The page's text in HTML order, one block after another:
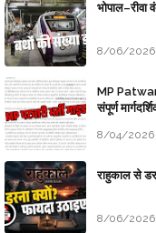
भोपाल–रीवा
8/06/2026
MP
संपूर्ण
8/04/2026
राहुकाल से
8/06/2026